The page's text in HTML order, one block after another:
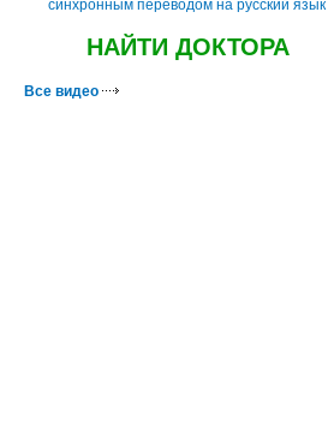
синхронным переводом на русский язык
НАЙТИ ДОКТОРА
Все видео